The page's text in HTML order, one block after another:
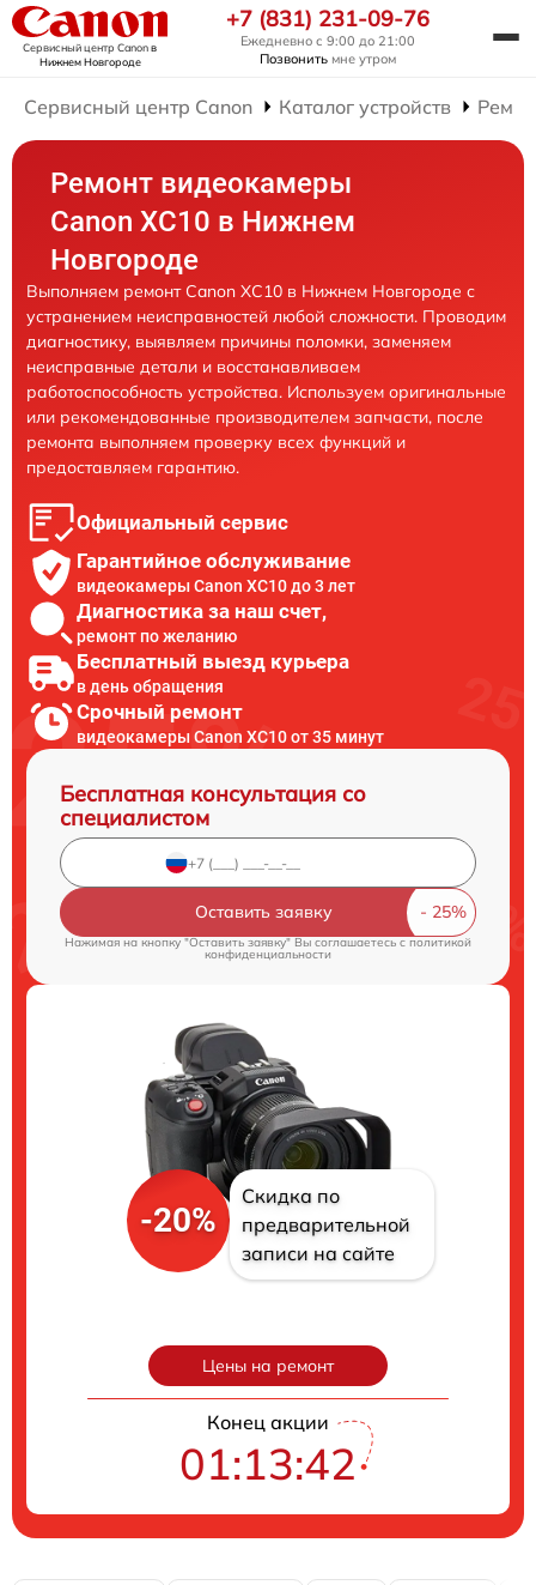
Сервисный центр Canonв
Нижнем Новгороде
+7 (831) 231-09-76
Ежедневно с 9:00 до 21:00
Позвонить мне утром
Сервисный центр Canon Каталог устройств
Ремонт видеокамеры
Canon XC10 в Нижнем
Новгороде
Выполняем ремонт Canon XC10 в Нижнем Новгороде с
устранением неисправностей любой сложности. Проводим
диагностику, выявляем причины поломки, заменяем
неисправные детали и восстанавливаем
работоспособность устройства. Используем оригинальные
или рекомендованные производителем запчасти, после
ремонта выполняем проверку всех функций и
предоставляем гарантию.
Официальный сервис
Гарантийное обслуживание
видеокамеры Canon XC10 до 3 лет
Диагностика за наш счет,
ремонт по желанию
Бесплатный выезд курьера
в день обращения
Срочный ремонт
видеокамеры Canon XC10 от 35 минут
Бесплатная консультация со
специалистом
Оставить заявку
Нажимая на кнопку "Оставить заявку" Вы соглашаетесь cполитикой
конфиденциальности
-20%
Скидка по
предварительной
записи на сайте
Цены на ремонт
Конец акции
01:13:41